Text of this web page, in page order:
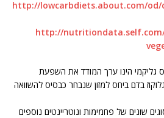
http://lowcarbdiets.about.com/od/
http://
גליקמי הינו ערך המודד את השפעת
בדם ביחס למזון שנבחר כבסיס להשוואה
שונים של פחמימות ונוטריינטים נוספים